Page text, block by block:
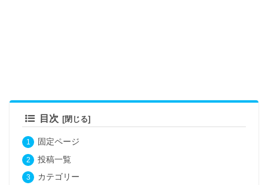
目次
固定ページ
投稿一覧
カテゴリー